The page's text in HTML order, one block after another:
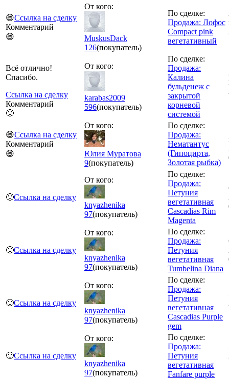
😄Ссылка на сделку
Комментарий
😄
От кого:
MuskusDack
126(покупатель)
По сделке:
Продажа: Лофос
Compact pink
вегетативный
Всё отлично!
Спасибо.
Ссылка на сделку
Комментарий
🙂
От кого:
karabas2009
596(покупатель)
По сделке:
Продажа:
Калина
бульденеж с
закрытой
корневой
системой
😄Ссылка на сделку
Комментарий
😄
От кого:
Юлия Муратова
9(покупатель)
По сделке:
Продажа:
Нематантус
(Гипоцирта,
Золотая рыбка)
🙂Ссылка на сделку
От кого:
knyazhenika
97(покупатель)
По сделке:
Продажа:
Петуния
вегетативная
Cascadias Rim
Magenta
🙂Ссылка на сделку
От кого:
knyazhenika
97(покупатель)
По сделке:
Продажа:
Петуния
вегетативная
Tumbelina Diana
🙂Ссылка на сделку
От кого:
knyazhenika
97(покупатель)
По сделке:
Продажа:
Петуния
вегетативная
Cascadias Purple
gem
🙂Ссылка на сделку
От кого:
knyazhenika
97(покупатель)
По сделке:
Продажа:
Петуния
вегетативная
Fanfare purple